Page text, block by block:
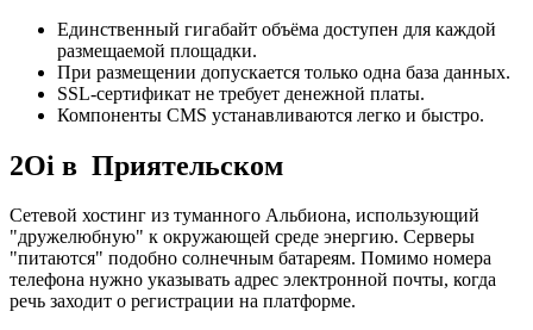
Единственный гигабайт объёма доступен для каждой
размещаемой площадки.
При размещении допускается только одна база данных.
SSL-сертификат не требует денежной платы.
Компоненты CMS устанавливаются легко и быстро.
2Oi в Приятельском
Сетевой хостинг из туманного Альбиона, использующий
"дружелюбную" к окружающей среде энергию. Серверы
"питаются" подобно солнечным батареям. Помимо номера
телефона нужно указывать адрес электронной почты, когда
речь заходит о регистрации на платформе.